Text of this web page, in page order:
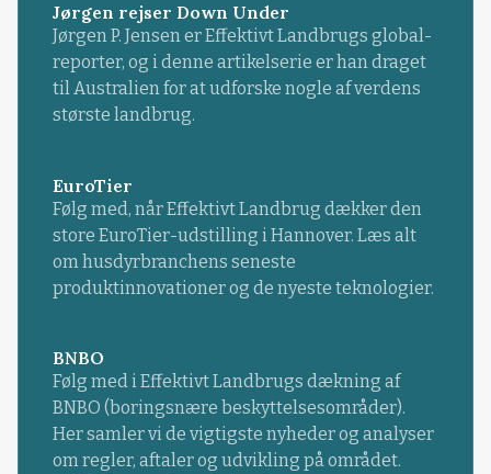
Jørgen rejser Down Under
Jørgen P. Jensen er Effektivt Landbrugs global-
reporter, og i denne artikelserie er han draget
til Australien for at udforske nogle af verdens
største landbrug.
EuroTier
Følg med, når Effektivt Landbrug dækker den
store EuroTier-udstilling i Hannover. Læs alt
om husdyrbranchens seneste
produktinnovationer og de nyeste teknologier.
BNBO
Følg med i Effektivt Landbrugs dækning af
BNBO (boringsnære beskyttelsesområder).
Her samler vi de vigtigste nyheder og analyser
om regler, aftaler og udvikling på området.